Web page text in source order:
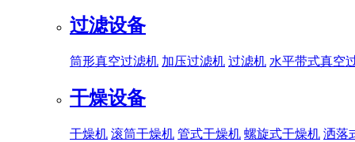
过滤设备
筒形真空过滤机 加压过滤机 过滤机 水平带式真空
干燥设备
干燥机 滚筒干燥机 管式干燥机 螺旋式干燥机 洒落